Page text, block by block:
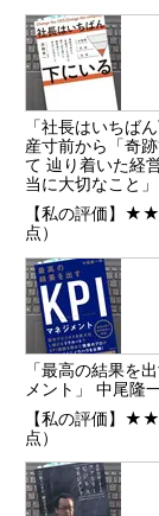
「社長はいちば
産寸前から「奇
て 辿り着いた経
当に大切なこと
【私の評価】
点）
「最高の結果を
メント」 中尾隆
【私の評価】
点）